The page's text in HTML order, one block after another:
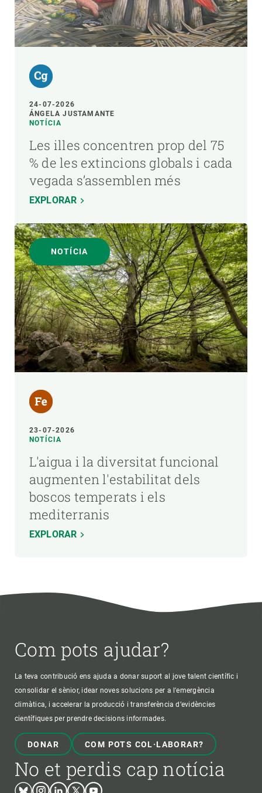
24-07-2026
ÁNGELA JUSTAMANTE
NOTÍCIA
Les illes concentren prop del 75
% de les extincions globals i cada
vegada s’assemblen més
EXPLORAR
NOTÍCIA
23-07-2026
NOTÍCIA
L'aigua i la diversitat funcional
augmenten l'estabilitat dels
boscos temperats i els
mediterranis
EXPLORAR
Com pots ajudar?
La teva contribució ens ajuda a donar suport al jove talent científic i
consolidar el sènior, idear noves solucions per a l'emergència
climàtica, i accelerar la producció i transferència d’evidències
científiques per prendre decisions informades.
DONAR COM POTS COL·LABORAR?
No et perdis cap notícia
BlueskyInstagram
LinkedinTwitterYoutube